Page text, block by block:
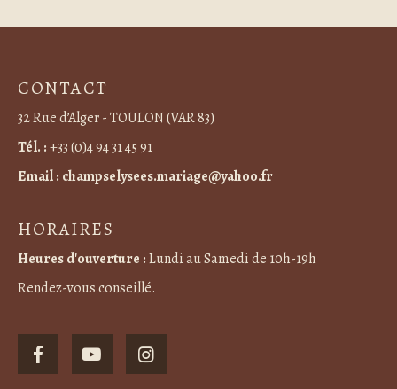
CONTACT
32 Rue d’Alger - TOULON (VAR 83)
Tél. :+33 (0)4 94 31 45 91
Email : champselysees.mariage@yahoo.fr
HORAIRES
Heures d'ouverture :Lundi au Samedi de 10h-19h
Rendez-vous conseillé.